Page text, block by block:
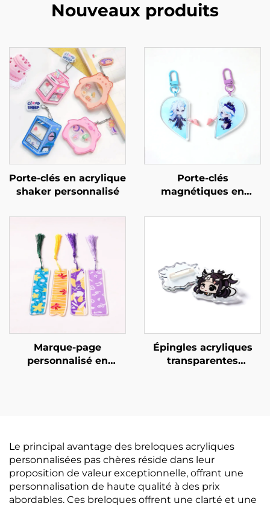
Nouveaux produits
Porte-clés en acrylique
shaker personnalisé
Porte-clés
magnétiques en
personnalisables
Marque-page
personnalisé en
Épingles acryliques
transparentes
Le principal avantage des breloques acryliques
personnalisées pas chères réside dans leur
proposition de valeur exceptionnelle, offrant une
personnalisation de haute qualité à des prix
abordables. Ces breloques offrent une clarté et une